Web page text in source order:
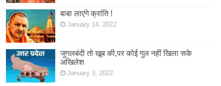
बाबा लाएंगे क्रांति !
January 14, 2022
जुगलबंदी तो खूब की,पर कोई गुल नहीं खिला सके
अखिलेश
January 3, 2022